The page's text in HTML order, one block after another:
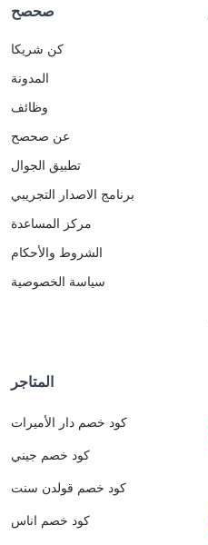
صحصح
كن شريكا
المدونة
وظائف
عن صحصح
تطبيق الجوال
برنامج الاصدار التجريبي
مركز المساعدة
الشروط والأحكام
سياسة الخصوصية
المتاجر
كود خصم دار الأميرات
كود خصم جيني
كود خصم قولدن سنت
كود خصم اناس